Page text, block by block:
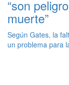
“son
muerte”
Según Gates, la
un problema para